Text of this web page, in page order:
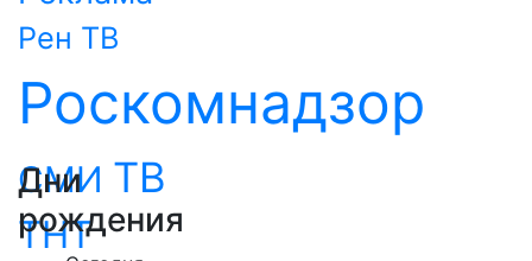
Рен ТВ
Роскомнадзор
СМИ ТВ
ТНТ
Дни
рождения